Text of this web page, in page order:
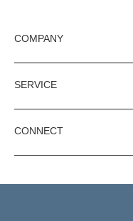
COMPANY
SERVICE
CONNECT